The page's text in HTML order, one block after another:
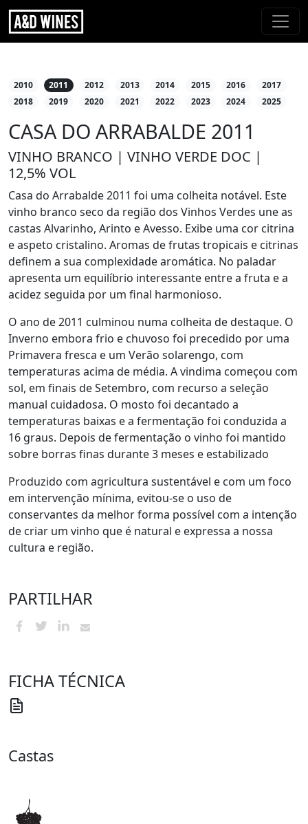
2010 2011 2012 2013 2014 2015 2016
2017
2018
2019 2020 2021 2022 2023 2024 2025
CASA DO ARRABALDE 2011
VINHO BRANCO | VINHO VERDE DOC |
12,5% VOL
Casa do Arrabalde 2011 foi uma colheita notável. Este
vinho branco seco da região dos Vinhos Verdes une as
castas Alvarinho, Arinto e Avesso. Exibe uma cor citrina
e aspeto cristalino. Aromas de frutas tropicais e citrinas
definem a sua complexidade aromática. No paladar
apresenta um equilíbrio interessante entre a fruta e a
acidez seguida por um final harmonioso.
O ano de 2011 culminou numa colheita de destaque. O
Inverno embora frio e chuvoso foi precedido por uma
Primavera fresca e um Verão solarengo, com
temperaturas acima de média. A vindima começou com
sol, em finais de Setembro, com recurso a seleção
manual cuidadosa. O mosto foi decantado a
temperaturas baixas e a fermentação foi conduzida a
16 graus. Depois de fermentação o vinho foi mantido
sobre borras finas durante 3 meses e estabilizado
Produzido com agricultura sustentável e com um foco
em intervenção mínima, evitou-se o uso de
conservantes da melhor forma possível com a intenção
de criar um vinho que é natural e expressa a nossa
cultura e região.
PARTILHAR
FICHA TÉCNICA
Castas